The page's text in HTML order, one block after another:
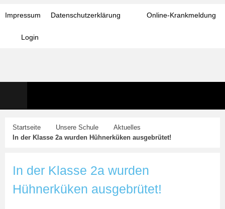
Impressum Datenschutzerklärung Online-Krankmeldung
Login
Startseite Unsere Schule
Aktuelles
In der Klasse 2a wurden Hühnerküken ausgebrütet!
In der Klasse 2a wurden
Hühnerküken ausgebrütet!